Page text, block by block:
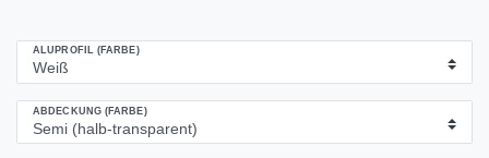
ALUPROFIL (FARBE)
ABDECKUNG (FARBE)